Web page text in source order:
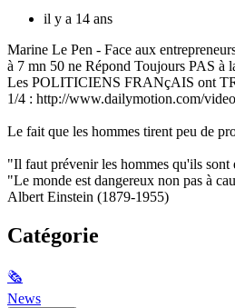
il y a 14 ans
Marine Le Pen - Face aux
à 7 mn 50 ne Répond Toujours PAS
Les POLITICIENS FRANçAIS ont
1/4 : http://www.dailymotion.com/
Le fait que les hommes tirent peu de
"Il faut prévenir les hommes qu'ils
"Le monde est dangereux non pas à
Albert Einstein (1879-1955)
Catégorie
🗞
News